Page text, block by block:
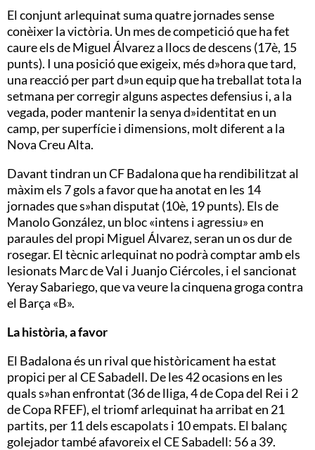
El conjunt arlequinat suma quatre jornades sense
conèixer la victòria. Un mes de competició que ha fet
caure els de Miguel Álvarez a llocs de descens (17è, 15
punts). I una posició que exigeix, més d»hora que tard,
una reacció per part d»un equip que ha treballat tota la
setmana per corregir alguns aspectes defensius i, a la
vegada, poder mantenir la senya d»identitat en un
camp, per superfície i dimensions, molt diferent a la
Nova Creu Alta.
Davant tindran un CF Badalona que ha rendibilitzat al
màxim els 7 gols a favor que ha anotat en les 14
jornades que s»han disputat (10è, 19 punts). Els de
Manolo González, un bloc «intens i agressiu» en
paraules del propi Miguel Álvarez, seran un os dur de
rosegar. El tècnic arlequinat no podrà comptar amb els
lesionats Marc de Val i Juanjo Ciércoles, i el sancionat
Yeray Sabariego, que va veure la cinquena groga contra
el Barça «B».
La història, a favor
El Badalona és un rival que històricament ha estat
propici per al CE Sabadell. De les 42 ocasions en les
quals s»han enfrontat (36 de lliga, 4 de Copa del Rei i 2
de Copa RFEF), el triomf arlequinat ha arribat en 21
partits, per 11 dels escapolats i 10 empats. El balanç
golejador també afavoreix el CE Sabadell: 56 a 39.